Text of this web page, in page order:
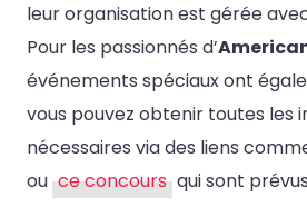
leur organisation est gérée
Pour les passionnés d’
événements spéciaux ont
vous pouvez obtenir toutes les
nécessaires via des liens
ou ce concours qui sont